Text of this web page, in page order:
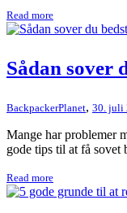
Read more
Sådan sover
BackpackerPlanet, 30. juli
Mange har problemer
gode tips til at få sovet
Read more